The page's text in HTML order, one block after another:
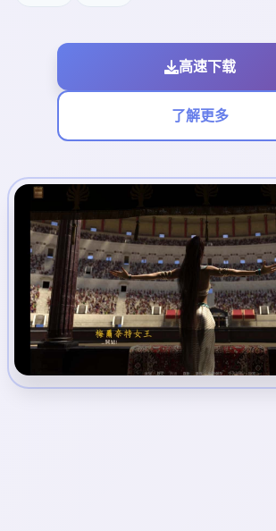
高速下载
了解更多